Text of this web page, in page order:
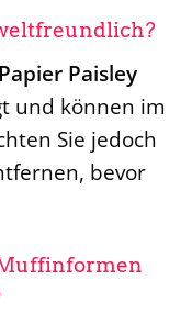
Paisley
und können im
Sie jedoch
bevor